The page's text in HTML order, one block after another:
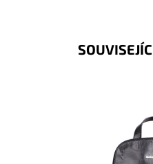
Nejen luxus, kvalita na
a zručnost, to vše se